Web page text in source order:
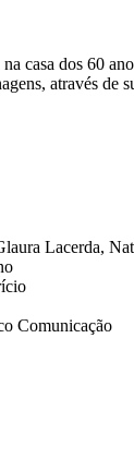
casa dos 60
através
Lacerda,
Comunicação